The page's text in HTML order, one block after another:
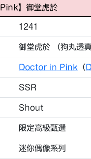
】御堂虎於
1241
御堂虎於 （狗丸透真
Doctor in Pink （
SSR
Shout
限定高級甄選
迷你偶像系列